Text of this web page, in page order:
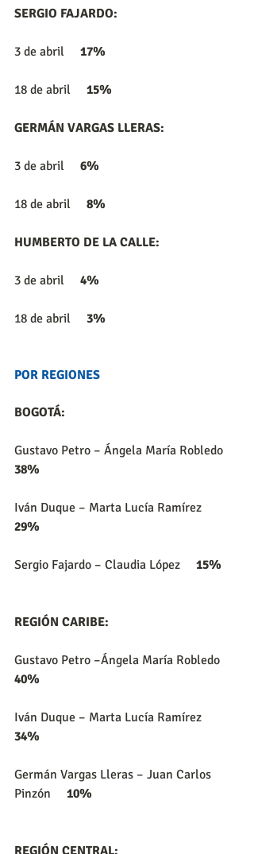
SERGIO FAJARDO:
3 de abril 17%
18 de abril 15%
GERMÁN VARGAS LLERAS:
3 de abril 6%
18 de abril 8%
HUMBERTO DE LA CALLE:
3 de abril 4%
18 de abril 3%
POR REGIONES
BOGOTÁ:
Gustavo Petro – Ángela María Robledo
38%
Iván Duque – Marta Lucía Ramírez
29%
Sergio Fajardo – Claudia López 15%
REGIÓN CARIBE:
Gustavo Petro –Ángela María Robledo
40%
Iván Duque – Marta Lucía Ramírez
34%
Germán Vargas Lleras – Juan Carlos
Pinzón 10%
REGIÓN CENTRAL: